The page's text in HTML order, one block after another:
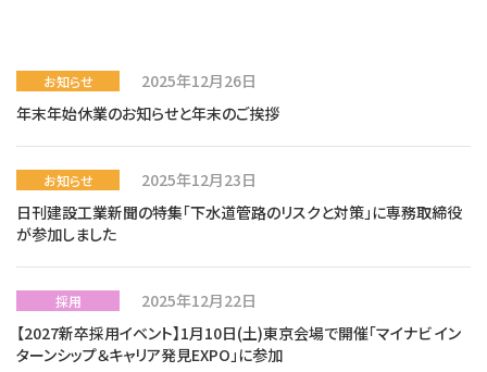
お知らせ
2025年12月26日
年末年始休業のお知らせと年末のご挨拶
お知らせ
2025年12月23日
日刊建設工業新聞の特集「下水道管路のリスクと対策」に専務取締役
が参加しました
採用
2025年12月22日
【2027新卒採用イベント】1月10日(土)東京会場で開催「マイナビ イン
ターンシップ＆キャリア発見EXPO」に参加